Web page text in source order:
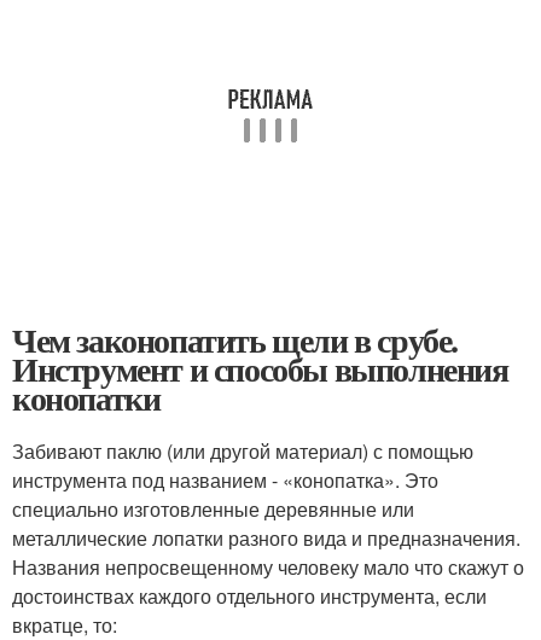
Чем законопатить щели в срубе.
Инструмент и способы выполнения
конопатки
Забивают паклю (или другой материал) с помощью
инструмента под названием - «конопатка». Это
специально изготовленные деревянные или
металлические лопатки разного вида и предназначения.
Названия непросвещенному человеку мало что скажут о
достоинствах каждого отдельного инструмента, если
вкратце, то: